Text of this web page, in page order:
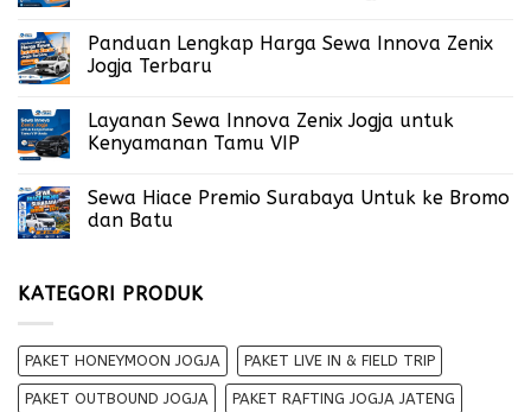
Panduan Lengkap Harga Sewa Innova Zenix
Jogja Terbaru
Layanan Sewa Innova Zenix Jogja untuk
Kenyamanan Tamu VIP
Sewa Hiace Premio Surabaya Untuk ke Bromo
dan Batu
KATEGORI PRODUK
PAKET HONEYMOON JOGJA PAKET LIVE IN & FIELD TRIP
PAKET OUTBOUND JOGJA PAKET RAFTING JOGJA JATENG